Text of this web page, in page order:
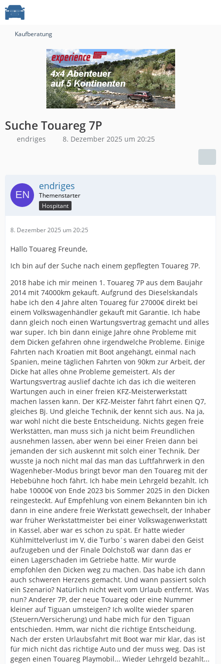
Kaufberatung
Suche Touareg 7P
endriges 8. Dezember 2025 um 20:25
endriges
Hospitant
8. Dezember 2025 um 20:25
Hallo Touareg Freunde,
Ich bin auf der Suche nach einem gepflegten Touareg 7P.
2018 habe ich mir meinen 1. Touareg 7P aus dem Baujahr
2014 mit 74000km gekauft. Aufgrund des Dieselskandals
habe ich den 4 Jahre alten Touareg für 27000€ direkt bei
einem Volkswagenhändler gekauft mit Garantie. Ich habe
dann gleich noch einen Wartungsvertrag gemacht und alles
war super. Ich bin dann einige Jahre ohne Probleme mit
dem Dicken gefahren ohne irgendwelche Probleme. Einige
Fahrten nach Kroatien mit Boot angehängt, einmal nach
Spanien, meine täglichen Fahrten von 90km zur Arbeit, der
Dicke hat alles ohne Probleme gemeistert. Als der
Wartungsvertrag auslief dachte ich das ich die weiteren
Wartungen auch in einer freien KFZ-Meisterwerkstatt
machen lassen kann. Der KFZ-Meister fährt fährt einen Q7,
gleiches Bj. Und gleiche Technik, der kennt sich aus. Na ja,
war wohl nicht die beste Entscheidung. Nichts gegen freie
Werkstätten, man muss sich ja nicht beim Freundlichen
ausnehmen lassen, aber wenn bei einer Freien dann bei
jemanden der sich auskennt mit solch einer Technik. Der
wusste ja noch nicht mal das man das Luftfahrwerk in den
Wagenheber-Modus bringt bevor man den Touareg mit der
Hebebühne hoch fährt. Ich habe mein Lehrgeld bezahlt. Ich
habe 10000€ von Ende 2023 bis Sommer 2025 in den Dicken
reingesteckt. Auf Empfehlung von einem Bekannten bin ich
dann in eine andere freie Werkstatt gewechselt, der Inhaber
war früher Werkstattmeister bei einer Volkswagenwerkstatt
in Kassel, aber war es schon zu spät. Er hatte wieder
Kühlmittelverlust im V, die Turbo´s waren dabei den Geist
aufzugeben und der Finale Dolchstoß war dann das er
einen Lagerschaden im Getriebe hatte. Mir wurde
empfohlen den Dicken weg zu machen. Das habe ich dann
auch schweren Herzens gemacht. Und wann passiert solch
ein Szenario? Natürlich nicht weit vom Urlaub entfernt. Was
nun? Anderer 7P, der neue Touareg oder eine Nummer
kleiner auf Tiguan umsteigen? Ich wollte wieder sparen
(Steuern/Versicherung) und habe mich für den Tiguan
entschieden. Hmm, war nicht die richtige Entscheidung.
Nach der ersten Urlaubsfahrt mit Boot war mir klar, das ist
für mich nicht das richtige Auto und der muss weg. Das ist
gegen einen Touareg Playmobil... Wieder Lehrgeld bezahlt...